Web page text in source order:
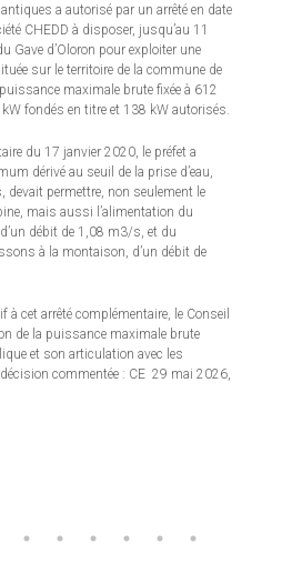
a autorisé par un arrêté en date
CHEDD à disposer, jusqu’au 11
Gave d’Oloron pour exploiter une
sur le territoire de la commune de
maximale brute fixée à 612
fondés en titre et 138 kW autorisés.
du 17 janvier 2020, le préfet a
dérivé au seuil de la prise d’eau,
permettre, non seulement le
mais aussi l’alimentation du
débit de 1,08 m3/s, et du
à la montaison, d’un débit de
à cet arrêté complémentaire, le Conseil
de la puissance maximale brute
et son articulation avec les
commentée : CE 29 mai 2026,